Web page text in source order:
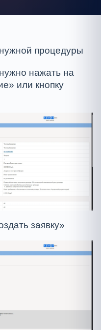
процедуры
нажать на
или кнопку
заявку»